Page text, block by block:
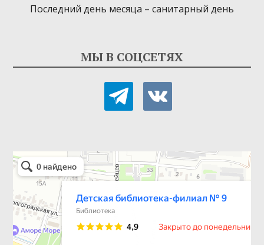
Последний день месяца – санитарный день
МЫ В СОЦСЕТЯХ
telegram vkontakte
Детская библиотека-филиал № 9
Библиотека в Севастополе